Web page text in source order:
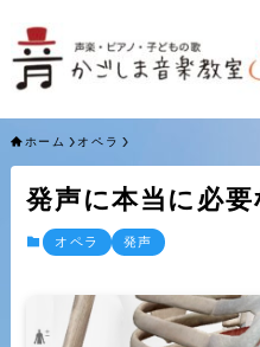
ホーム オペラ
発声に本当に必要
オペラ 発声